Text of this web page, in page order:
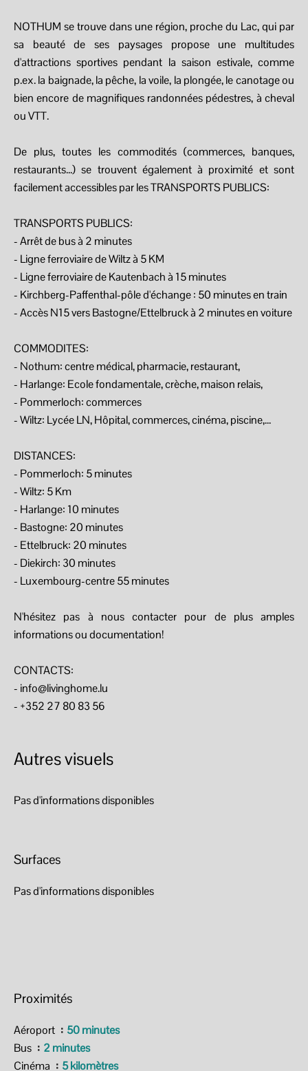
NOTHUM se trouve dans une région, proche du Lac, qui par
sa beauté de ses paysages propose une multitudes
d'attractions sportives pendant la saison estivale, comme
p.ex. la baignade, la pêche, la voile, la plongée, le canotage ou
bien encore de magnifiques randonnées pédestres, à cheval
ou VTT.
De plus, toutes les commodités (commerces, banques,
restaurants...) se trouvent également à proximité et sont
facilement accessibles par les TRANSPORTS PUBLICS:
TRANSPORTS PUBLICS:
- Arrêt de bus à 2 minutes
- Ligne ferroviaire de Wiltz à 5 KM
- Ligne ferroviaire de Kautenbach à 15 minutes
- Kirchberg-Paffenthal-pôle d'échange : 50 minutes en train
- Accès N15 vers Bastogne/Ettelbruck à 2 minutes en voiture
COMMODITES:
- Nothum: centre médical, pharmacie, restaurant,
- Harlange: Ecole fondamentale, crèche, maison relais,
- Pommerloch: commerces
- Wiltz: Lycée LN, Hôpital, commerces, cinéma, piscine,...
DISTANCES:
- Pommerloch: 5 minutes
- Wiltz: 5 Km
- Harlange: 10 minutes
- Bastogne: 20 minutes
- Ettelbruck: 20 minutes
- Diekirch: 30 minutes
- Luxembourg-centre 55 minutes
N'hésitez pas à nous contacter pour de plus amples
informations ou documentation!
CONTACTS:
- info@livinghome.lu
- +352 27 80 83 56
Autres visuels
Pas d'informations disponibles
Surfaces
Pas d'informations disponibles
Proximités
Aéroport
50 minutes
Bus
2 minutes
Cinéma
5 kilomètres